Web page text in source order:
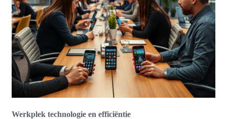
Werkplek technologie en efficiëntie